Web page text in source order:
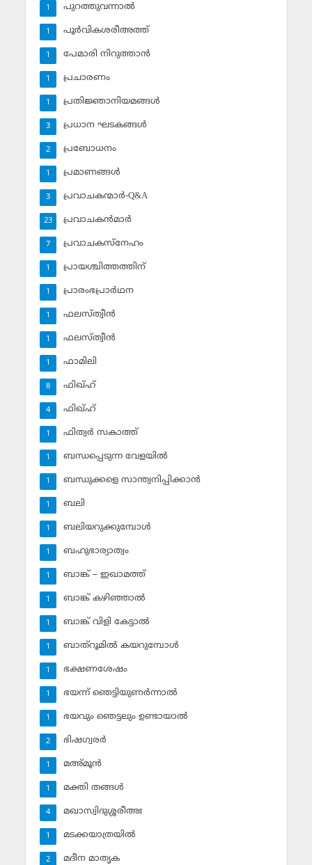
പുറത്തുവന്നാല്‍
1
പൂര്‍വികശരീഅത്ത്
1
പേമാരി നിറുത്താന്‍
1
പ്രചാരണം
1
പ്രതിജ്ഞാനിയമങ്ങള്‍
1
പ്രധാന ഘടകങ്ങള്‍
3
പ്രബോധനം
2
പ്രമാണങ്ങള്‍
1
പ്രവാചകന്മാര്‍-Q&A
3
പ്രവാചകന്‍മാര്‍
23
പ്രവാചകസ്‌നേഹം
7
പ്രായശ്ചിത്തത്തിന്
1
പ്രാരംഭപ്രാര്‍ഥന
1
ഫലസ്ത്വീൻ
1
ഫലസ്ത്വീൻ
1
ഫാമിലി
1
ഫിഖ്ഹ്
8
ഫിഖ്ഹ്‌
4
ഫിത്വര്‍ സകാത്ത്‌
1
ബന്ധപ്പെടുന്ന വേളയില്‍
1
ബന്ധുക്കളെ സാന്ത്വനിപ്പിക്കാന്‍
1
ബലി
1
ബലിയറുക്കുമ്പോള്‍
1
ബഹുഭാര്യാത്വം
1
ബാങ്ക് – ഇഖാമത്ത്
1
ബാങ്ക് കഴിഞ്ഞാല്‍
1
ബാങ്ക് വിളി കേട്ടാല്‍
1
ബാത്‌റൂമില്‍ കയറുമ്പോള്‍
1
ഭക്ഷണശേഷം
1
ഭയന്ന് ഞെട്ടിയുണര്‍ന്നാല്‍
1
ഭയവും ഞെട്ടലും ഉണ്ടായാല്‍
1
ഭിഷഗ്വരര്‍
2
മഅ്മൂന്‍
1
മക്തി തങ്ങള്‍
1
മഖാസ്വിദുശ്ശരീഅഃ
4
മടക്കയാത്രയില്‍
1
മദീന മാതൃക
2